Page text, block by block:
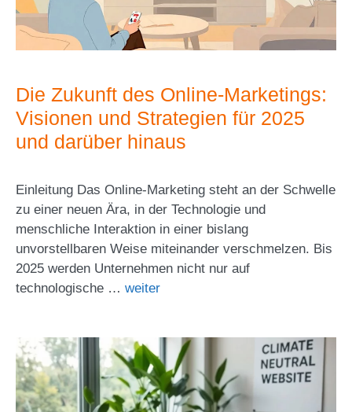
Die Zukunft des Online-Marketings:
Visionen und Strategien für 2025
und darüber hinaus
Einleitung Das Online-Marketing steht an der Schwelle
zu einer neuen Ära, in der Technologie und
menschliche Interaktion in einer bislang
unvorstellbaren Weise miteinander verschmelzen. Bis
2025 werden Unternehmen nicht nur auf
technologische … weiter